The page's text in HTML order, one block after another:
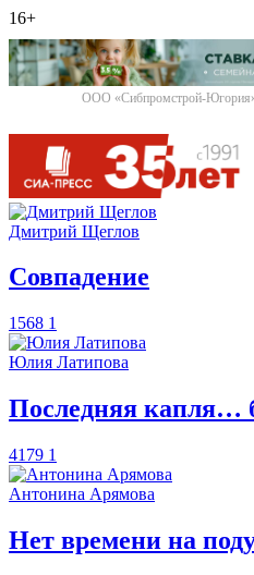
16+
ООО «Сибпромстрой-
Дмитрий Щеглов
​Совпадение
1568 1
Юлия Латипова
​Последняя капля…
4179 1
Антонина Арямова
​Нет времени на